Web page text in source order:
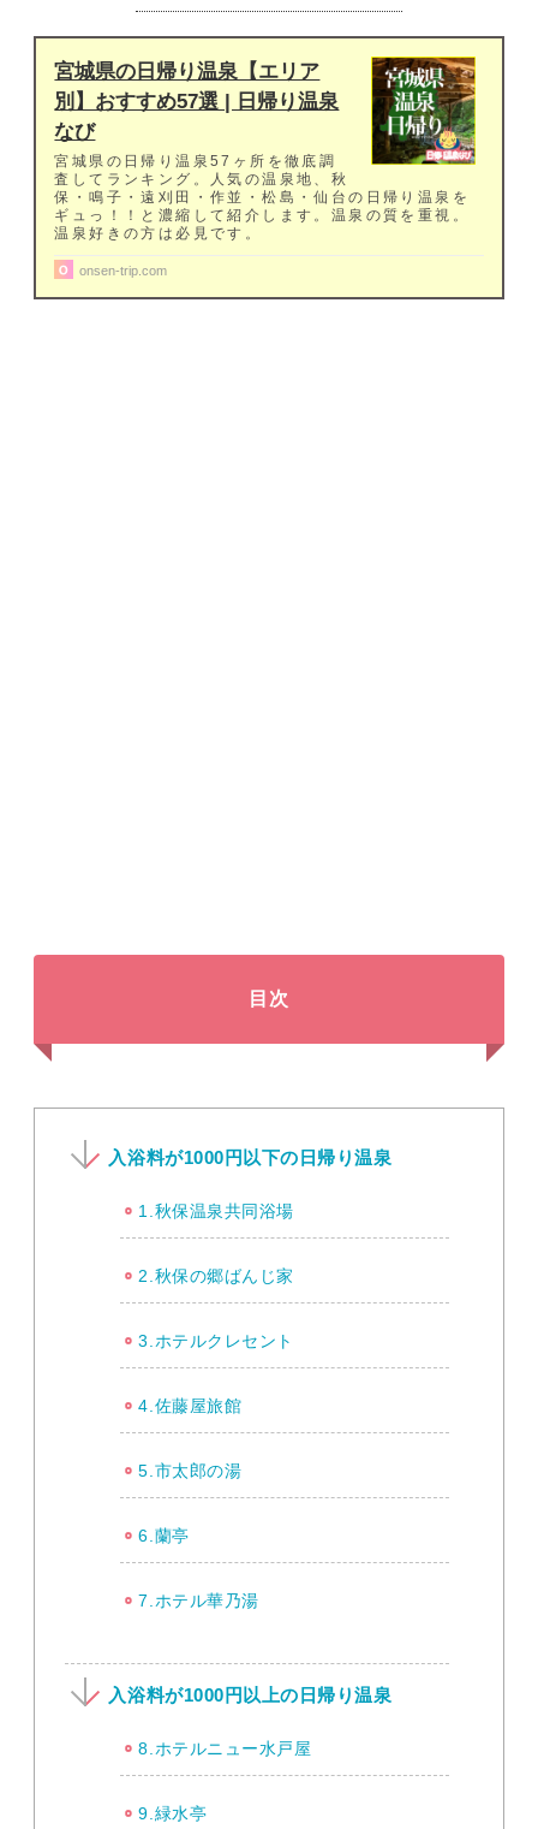
宮城県の日帰り温泉【エリア
別】おすすめ57選 | 日帰り温泉
なび
宮城県の日帰り温泉57ヶ所を徹底調
査してランキング。人気の温泉地、秋
保・鳴子・遠刈田・作並・松島・仙台の日帰り温泉を
ギュっ！！と濃縮して紹介します。温泉の質を重視。
温泉好きの方は必見です。
onsen-trip.com
目次
入浴料が1000円以下の日帰り温泉
1.秋保温泉共同浴場
2.秋保の郷ばんじ家
3.ホテルクレセント
4.佐藤屋旅館
5.市太郎の湯
6.蘭亭
7.ホテル華乃湯
入浴料が1000円以上の日帰り温泉
8.ホテルニュー水戸屋
9.緑水亭